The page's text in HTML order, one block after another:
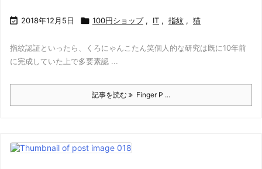
 2018年12月5日  100円ショップ , IT , 指紋 , 猫
指紋認証といったら、くろにゃんこたん笑個人的な研究は既に10年前
に完成していた上で多要素認 ...
記事を読む Finger P ...